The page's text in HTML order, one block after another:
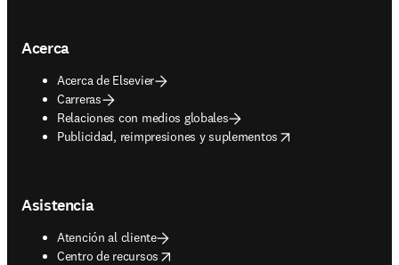
Acerca
Acerca de Elsevier
Carreras
Relaciones con medios globales
Publicidad, reimpresiones y suplementos
opens in new tab/window
Asistencia
Atención al cliente
Centro de recursos
opens in new tab/window